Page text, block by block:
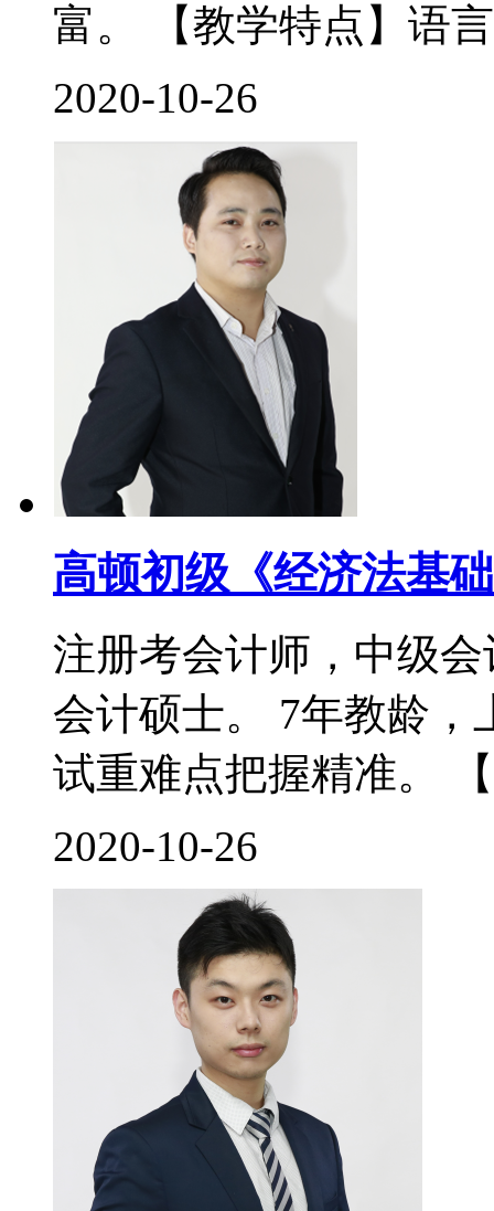
富。 【教学特点】语
2020-10-26
高顿初级《经济法基
注册考会计师，中级
会计硕士。 7年教龄
试重难点把握精准。
2020-10-26